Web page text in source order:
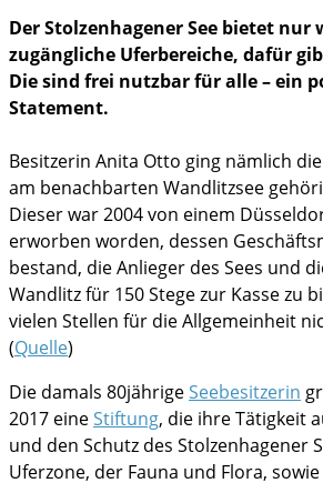
im Notfall
Der Stolzenhagener See bietet nur
zugängliche Uferbereiche, dafür
Die sind frei nutzbar für alle – ein
Statement.
Besitzerin Anita Otto ging nämlich
am benachbarten Wandlitzsee
Dieser war 2004 von einem
erworben worden, dessen
bestand, die Anlieger des Sees und
Wandlitz für 150 Stege zur Kasse zu
vielen Stellen für die Allgemeinheit
(Quelle)
Die damals 80jährigeSeebesitzerin
2017 eineStiftung, die ihre Tätigkeit
und den Schutz des Stolzenhagener
Uferzone, der Fauna und Flora,